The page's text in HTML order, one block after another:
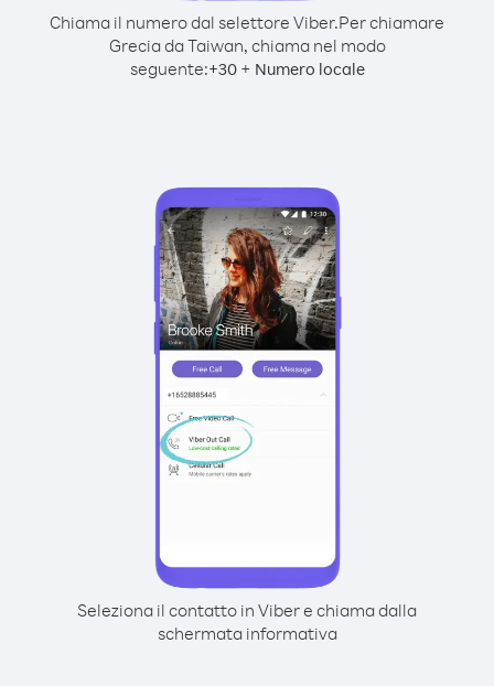
Chiama il numero dal selettore Viber.Per chiamare
Grecia da Taiwan, chiama nel modo
seguente:+30+ Numero locale
Seleziona il contatto in Viber e chiama dalla
schermata informativa